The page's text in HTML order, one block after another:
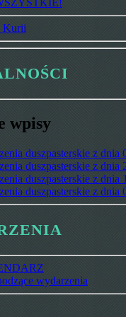
Kurii
wpisy
duszpasterskie z dnia
duszpasterskie z dnia
duszpasterskie z dnia
duszpasterskie z dnia
wydarzenia